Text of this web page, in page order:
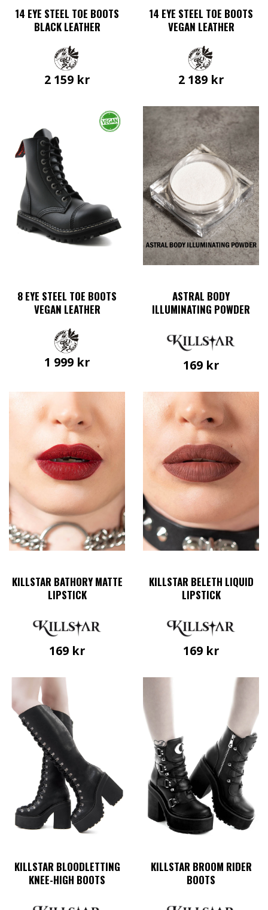
14 EYE STEEL TOE BOOTS
BLACK LEATHER
2 159 kr
produkten
olika
alternativen
kan
väljas
på
produktsidan
14 EYE STEEL TOE BOOTS
VEGAN LEATHER
2 189 kr
här
produkten
har
flera
varianter.
alternativen
kan
väljas
på
produktsidan
8 EYE STEEL TOE BOOTS
VEGAN LEATHER
1 999 kr
här
har
flera
varianter.
De
olika
alternativen
kan
väljas
på
produktsidan
ASTRAL BODY
ILLUMINATING POWDER
169 kr
KILLSTAR BATHORY MATTE
LIPSTICK
169 kr
KILLSTAR BELETH LIQUID
LIPSTICK
169 kr
KILLSTAR BLOODLETTING
KNEE-HIGH BOOTS
KILLSTAR BROOM RIDER
BOOTS